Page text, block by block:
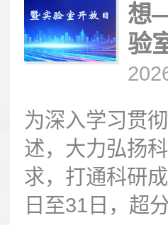
想
验
为深入学习贯
述，大力弘扬
求，打通科研
日至31日，超